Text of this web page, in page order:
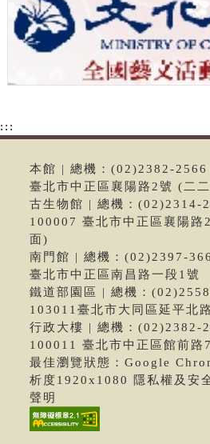
:::
本館 | 總機：(02)2382-
臺北市中正區襄陽路2號 (二
古生物館 | 總機：(02)2314-
100007 臺北市中正區襄陽路
面)
南門館 | 總機：(02)2397-
臺北市中正區南昌路一段1號
鐵道部園區 | 總機：
103011臺北市大同區延平北
行政大樓 | 總機：(02)2382-
100011 臺北市中正區館前路
最佳瀏覽狀態：Google
析度1920x1080 隱私權及安
聲明